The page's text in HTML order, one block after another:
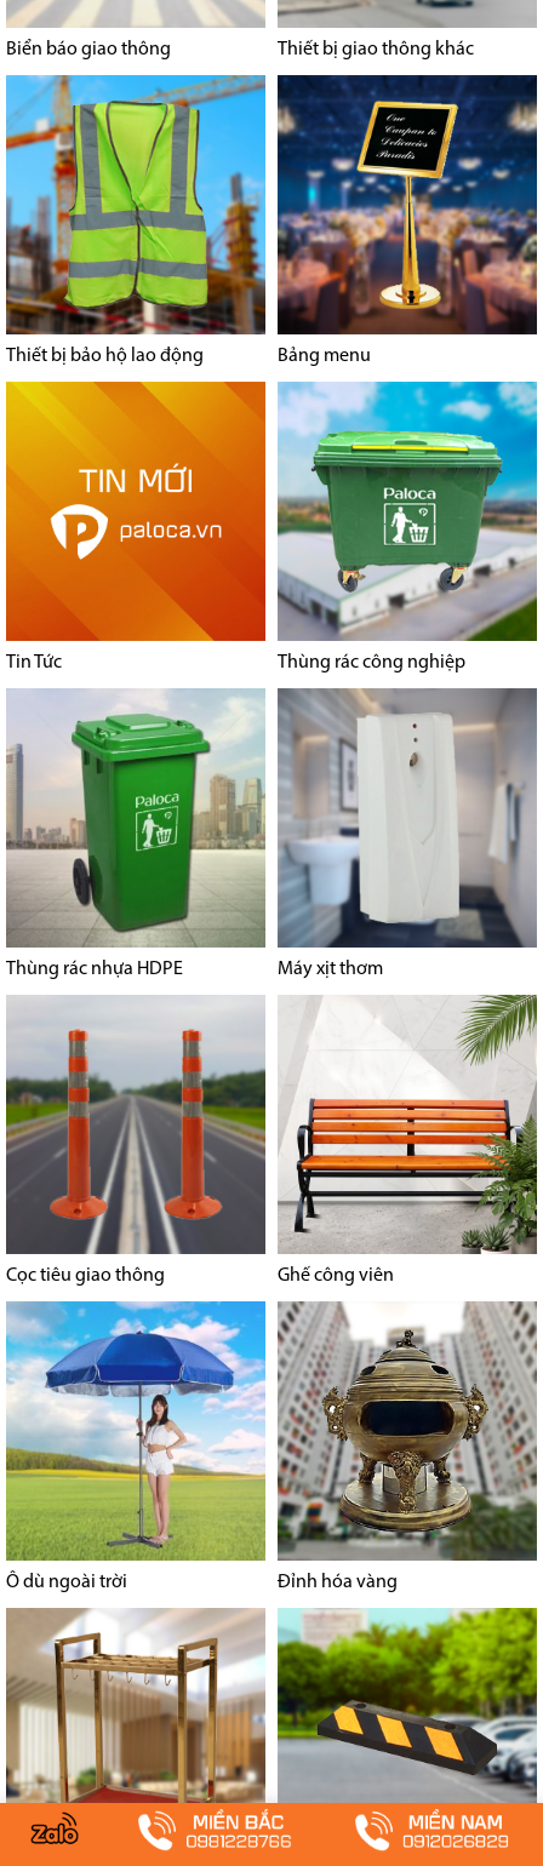
Biển báo giao thông Thiết bị giao thông khác
Thiết bị bảo hộ lao động Bảng menu
Tin Tức Thùng rác công nghiệp
Thùng rác nhựa HDPE Máy xịt thơm
Cọc tiêu giao thông Ghế công viên
Ô dù ngoài trời Đỉnh hóa vàng